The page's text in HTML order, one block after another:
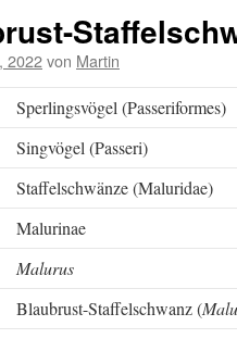
2022von Martin
Sperlingsvögel (Passeriformes)
Singvögel (Passeri)
Staffelschwänze (Maluridae)
Malurinae
Malurus
Blaubrust-Staffelschwanz (